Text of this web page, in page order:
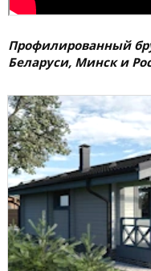
Профилированный
Беларуси, Минск и